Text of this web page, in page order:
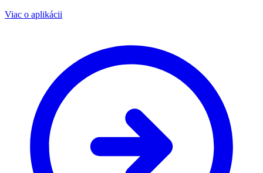
Viac o aplikácii